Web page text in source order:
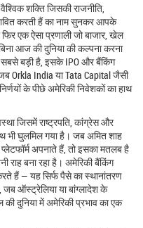
शक्ति जिसकी राजनीति,
करती हैंका नाम सुनकर आपके
एक ऐसा प्रणाली जो बाजार, खेल
आज की दुनिया की कल्पना करना
बड़ी है, इसके IPO और बैंकिंग
Orkla India या Tata Capital जैसी
के पीछे अमेरिकी निवेशकों का हाथ
जिसमें राष्ट्रपति, कांग्रेस और
भी घुलमिल गया है। जब अमित शाह
अपनाते हैं, तो इसका मतलब है
राह बना रहा है। अमेरिकी बैंकिंग
हैं — यह सिर्फ पैसे का स्थानांतरण
जब ऑस्ट्रेलिया या बांग्लादेश के
दुनिया में अमेरिकी प्रभाव का एक